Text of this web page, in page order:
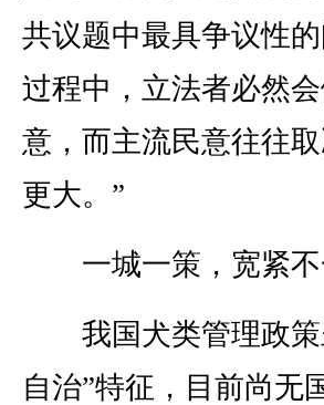
共议题中最具争议性
过程中，立法者必然
意，而主流民意往往
更大。”
一城一策，宽紧不
我国犬类管理政策
自治”特征，目前尚无